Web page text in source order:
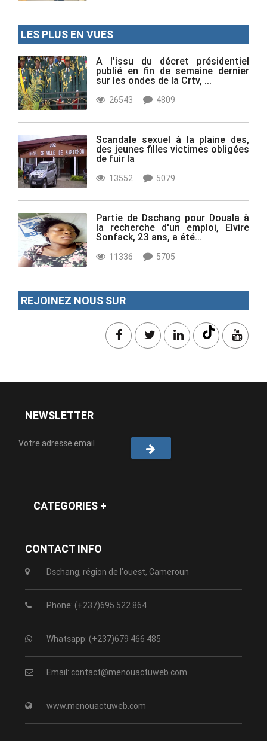
LES PLUS EN VUES
A l’issu du décret présidentiel
publié en fin de semaine dernier
sur les ondes de la Crtv, ...
26543 4809
Scandale sexuel à la plaine des,
des jeunes filles victimes obligées
de fuir la
13552 5079
Partie de Dschang pour Douala à
la recherche d'un emploi, Elvire
Sonfack, 23 ans, a été...
11336 5705
REJOINEZ NOUS SUR
NEWSLETTER
CATEGORIES +
CONTACT INFO
Dschang, région de l'ouest, Cameroun
Phone: (+237)695 522 864
Whatsapp: (+237)679 466 485
Email: contact@menouactuweb.com
www.menouactuweb.com